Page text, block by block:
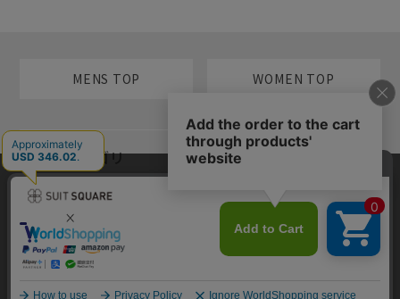
MENS TOP WOMEN TOP
メンズカテゴリ
レディースカテゴリ
コンテンツ
当サイトでは利用体験の向上およびコンテンツの最適な提供、トラフィ
ックの分析を目的としてCookieを使用しています。サイトの閲覧を継続
された場合、Cookieの利用に同意したものといたします。詳細について
はプライバシーポリシー をご確認ください。
同意して閉じる